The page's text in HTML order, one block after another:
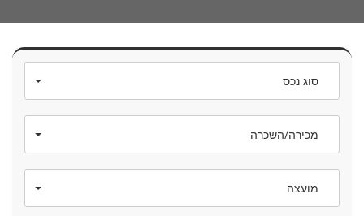
סוג נכס
מכירה/השכרה
מועצה